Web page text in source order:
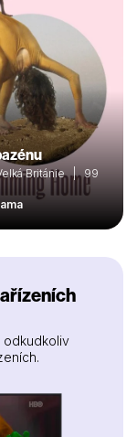
Británie | 99